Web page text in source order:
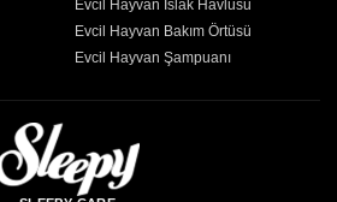
Evcil Hayvan Islak Havlusu
Evcil Hayvan Bakım Örtüsü
Evcil Hayvan Şampuanı